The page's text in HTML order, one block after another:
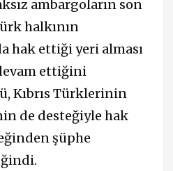
ambargoların son
halkının
hak ettiği yeri alması
ettiğini
Kıbrıs Türklerinin
de desteğiyle hak
şüphe